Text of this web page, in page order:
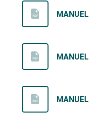
MANUEL
MANUEL
MANUEL